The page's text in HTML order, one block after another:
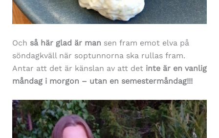
Och så här glad är man sen fram emot elva på
söndagkväll när soptunnorna ska rullas fram.
Antar att det är känslan av att det inte är en vanlig
måndag i morgon – utan en semestermåndag!!!